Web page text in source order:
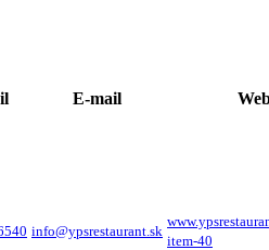
E-mail
info@ypsrestaurant.sk
item-40